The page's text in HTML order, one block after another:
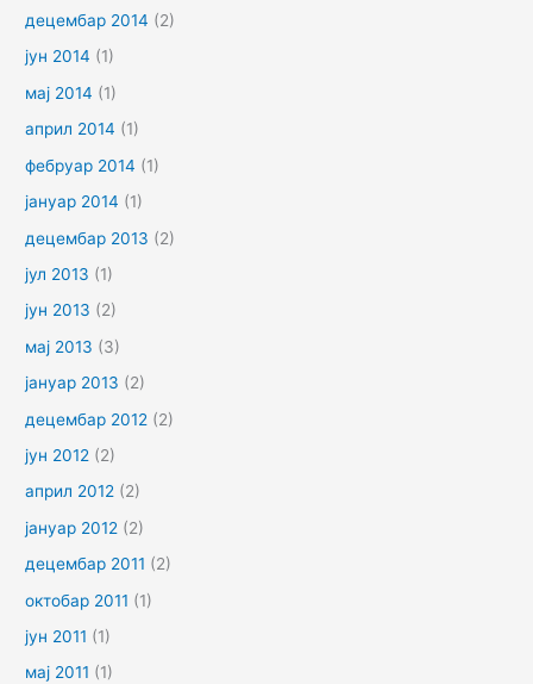
децембар 2014 (2)
јун 2014 (1)
мај 2014 (1)
април 2014 (1)
фебруар 2014 (1)
јануар 2014 (1)
децембар 2013 (2)
јул 2013 (1)
јун 2013 (2)
мај 2013 (3)
јануар 2013 (2)
децембар 2012 (2)
јун 2012 (2)
април 2012 (2)
јануар 2012 (2)
децембар 2011 (2)
октобар 2011 (1)
јун 2011 (1)
мај 2011 (1)